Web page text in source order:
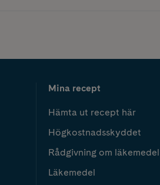
Mina recept
Hämta ut recept här
Högkostnadsskyddet
Rådgivning om läkemedel
Läkemedel